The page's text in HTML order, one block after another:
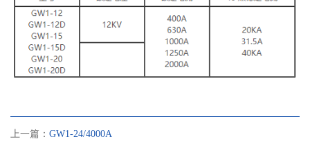
上一篇： GW1-24/4000A